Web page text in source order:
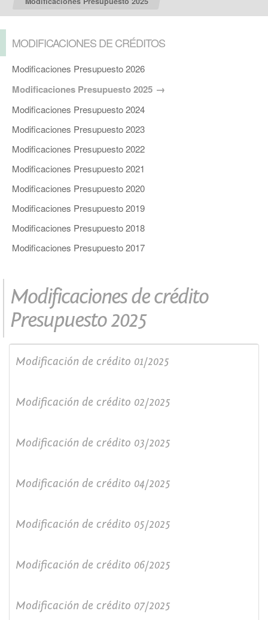
MODIFICACIONES DE CRÉDITOS
Modificaciones Presupuesto 2026
Modificaciones Presupuesto 2025
Modificaciones Presupuesto 2024
Modificaciones Presupuesto 2023
Modificaciones Presupuesto 2022
Modificaciones Presupuesto 2021
Modificaciones Presupuesto 2020
Modificaciones Presupuesto 2019
Modificaciones Presupuesto 2018
Modificaciones Presupuesto 2017
Modificaciones de crédito
Presupuesto 2025
Modificación de crédito 01/2025
Modificación de crédito 02/2025
Modificación de crédito 03/2025
Modificación de crédito 04/2025
Modificación de crédito 05/2025
Modificación de crédito 06/2025
Modificación de crédito 07/2025